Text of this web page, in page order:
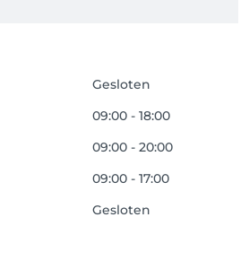
Gesloten
09:00 - 18:00
09:00 - 20:00
09:00 - 17:00
Gesloten